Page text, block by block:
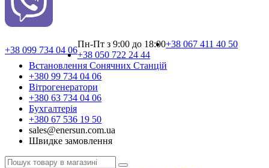
+38 099 734 04 06
Пн-Пт з 9:00 до 18:00+38 067 411 40 50
+38 050 722 24 44
Встановлення Сонячних Cтанцій
+380 99 734 04 06
Вітрогенератори
+380 63 734 04 06
Бухгалтерія
+380 67 536 19 50
sales@enersun.com.ua
Швидке замовлення